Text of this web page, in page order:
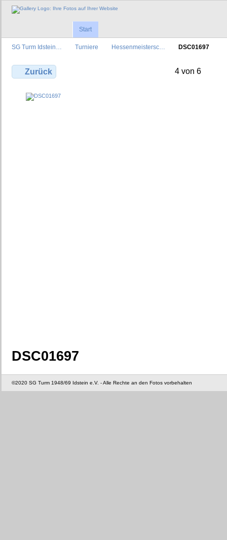
Start
SG Turm Idstein… Turniere Hessenmeistersc… DSC01697
Zurück 4 von 6
DSC01697
©2020 SG Turm 1948/69 Idstein e.V. - Alle Rechte an den Fotos vorbehalten